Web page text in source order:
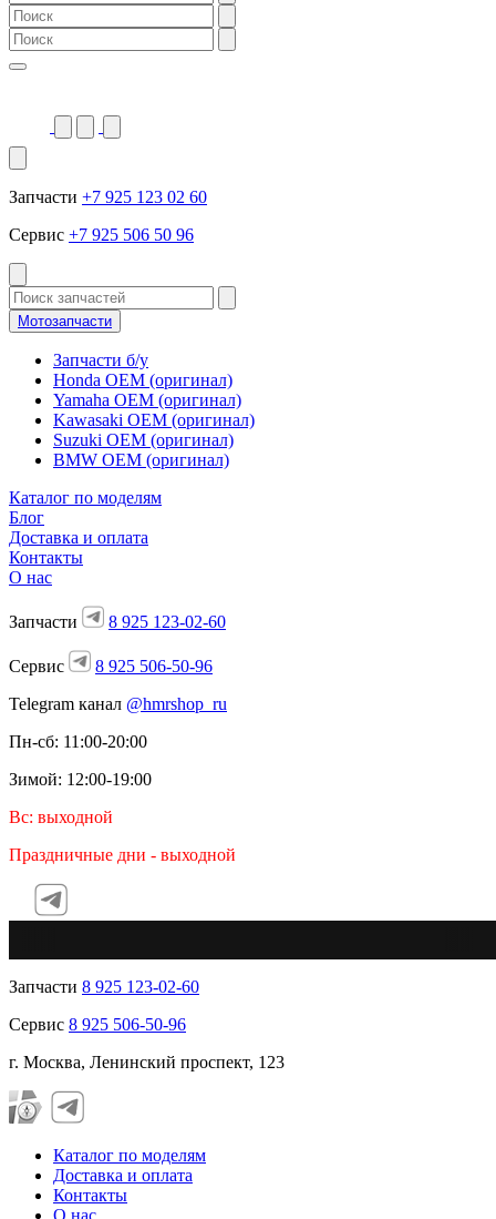
Запчасти +7 925 123 02 60
Сервис +7 925 506 50 96
Мотозапчасти
Запчасти б/у
Honda OEM (оригинал)
Yamaha OEM (оригинал)
Kawasaki OEM (оригинал)
Suzuki OEM (оригинал)
BMW OEM (оригинал)
Каталог по моделям
Блог
Доставка и оплата
Контакты
О нас
Запчасти 8 925 123-02-60
Сервис
8 925 506-50-96
Telegram канал @hmrshop_ru
Пн-сб: 11:00-20:00
Зимой: 12:00-19:00
Вс: выходной
Праздничные дни - выходной
Запчасти 8 925 123-02-60
Сервис 8 925 506-50-96
г. Москва, Ленинский проспект, 123
Каталог по моделям
Доставка и оплата
Контакты
О нас